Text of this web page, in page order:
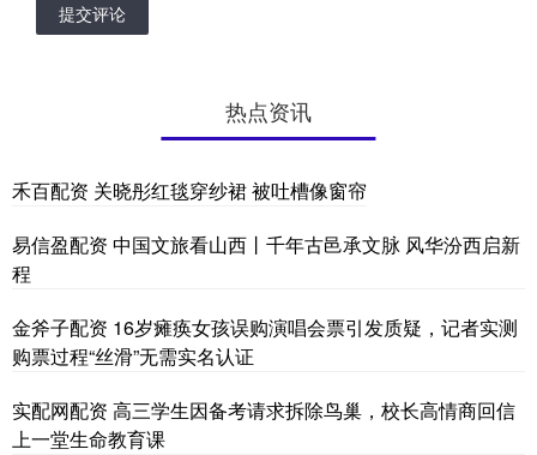
提交评论
热点资讯
禾百配资 关晓彤红毯穿纱裙 被吐槽像窗帘
易信盈配资 中国文旅看山西丨千年古邑承文脉 风华汾西启新
程
金斧子配资 16岁瘫痪女孩误购演唱会票引发质疑，记者实测
购票过程“丝滑”无需实名认证
实配网配资 高三学生因备考请求拆除鸟巢，校长高情商回信
上一堂生命教育课